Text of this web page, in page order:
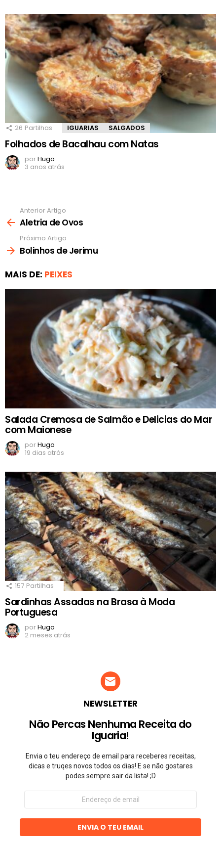
26 Partilhas IGUARIAS SALGADOS
Folhados de Bacalhau com Natas
porHugo
3 anos atrás
mais
Anterior Artigo
Aletria de Ovos
Próximo Artigo
Bolinhos de Jerimu
MAIS DE: PEIXES
Salada Cremosa de Salmão e Delicias do Mar
com Maionese
porHugo
19 dias atrás
157 Partilhas
Sardinhas Assadas na Brasa à Moda
Portuguesa
porHugo
2 meses atrás
NEWSLETTER
Não Percas Nenhuma Receita do
Iguaria!
Envia o teu endereço de email para receberes receitas,
dicas e truqes novos todos os dias! E se não gostares
podes sempre sair da lista! ;D
Endereço
email
ENVIA O TEU EMAIL